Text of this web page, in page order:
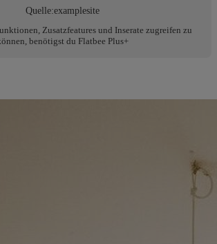
Quelle:examplesite
Zusatzfeatures und Inserate zugreifen zu
benötigst du Flatbee Plus+